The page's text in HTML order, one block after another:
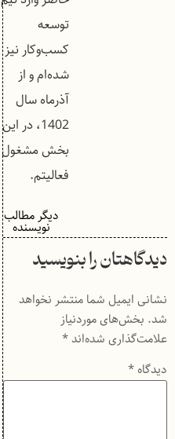
توسعه
کسب‌وکار نیز
شده‌ام و از
آذرماه سال
1402، در این
بخش مشغول
فعالیتم.
دیگر مطالب
نویسنده
دیدگاهتان را بنویسید
نشانی ایمیل شما منتشر نخواهد
شد. بخش‌های موردنیاز
علامت‌گذاری شده‌اند*
دیدگاه*